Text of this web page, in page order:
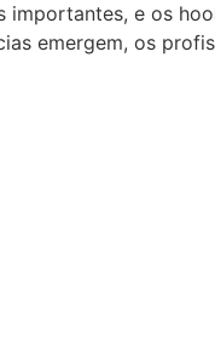
e os
emergem, os